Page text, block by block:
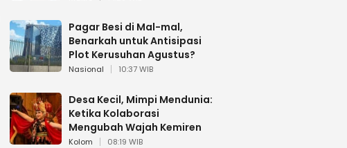
Pagar Besi di Mal-mal,
Benarkah untuk Antisipasi
Plot Kerusuhan Agustus?
Nasional 10:37 WIB
Desa Kecil, Mimpi Mendunia:
Ketika Kolaborasi
Mengubah Wajah Kemiren
Kolom 08:19 WIB